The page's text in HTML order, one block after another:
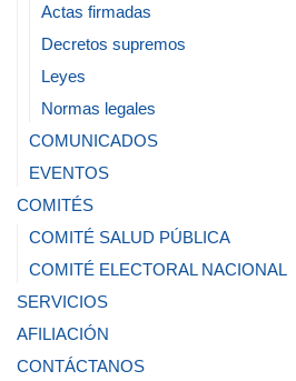
Actas firmadas
Decretos supremos
Leyes
Normas legales
COMUNICADOS
EVENTOS
COMITÉS
COMITÉ SALUD PÚBLICA
COMITÉ ELECTORAL NACIONAL
SERVICIOS
AFILIACIÓN
CONTÁCTANOS